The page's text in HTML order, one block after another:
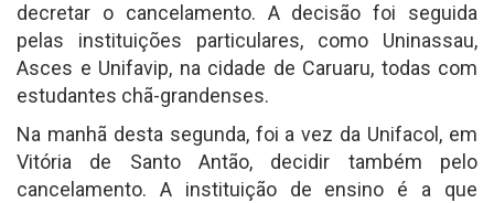
decretar o cancelamento. A decisão foi seguida
pelas instituições particulares, como Uninassau,
Asces e Unifavip, na cidade de Caruaru, todas com
estudantes chã-grandenses.
Na manhã desta segunda, foi a vez da Unifacol, em
Vitória de Santo Antão, decidir também pelo
cancelamento. A instituição de ensino é a que